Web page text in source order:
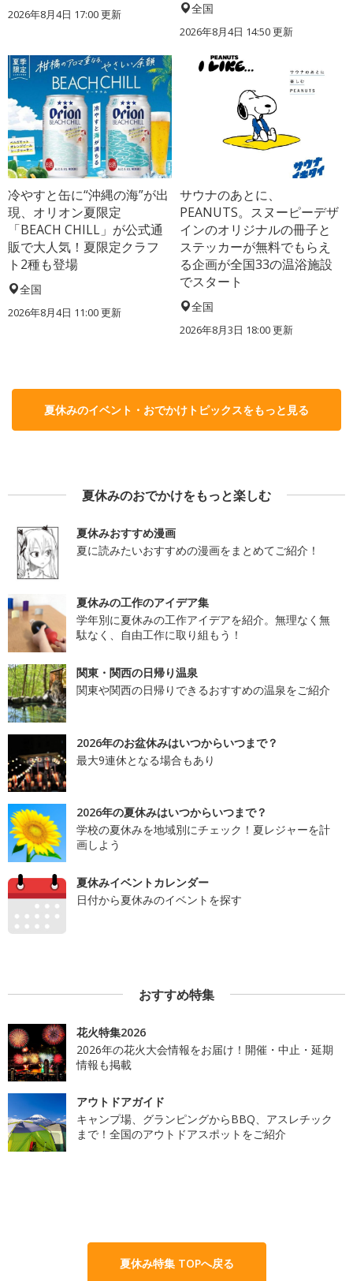
2026年8月4日 17:00更新 全国
2026年8月4日 14:50更新
冷やすと缶に“沖縄の海”が出
現、オリオン夏限定
「BEACH CHILL」が公式通
販で大人気！夏限定クラフ
ト2種も登場
全国
2026年8月4日 11:00更新
サウナのあとに、
PEANUTS。スヌーピーデザ
インのオリジナルの冊子と
ステッカーが無料でもらえ
る企画が全国33の温浴施設
でスタート
全国
2026年8月3日 18:00更新
夏休みのイベント・おでかけトピックスをもっと見る
夏休みのおでかけをもっと楽しむ
夏休みおすすめ漫画
夏に読みたいおすすめの漫画をまとめてご紹介！
夏休みの工作のアイデア集
学年別に夏休みの工作アイデアを紹介。無理なく無
駄なく、自由工作に取り組もう！
関東・関西の日帰り温泉
関東や関西の日帰りできるおすすめの温泉をご紹介
2026年のお盆休みはいつからいつまで？
最大9連休となる場合もあり
2026年の夏休みはいつからいつまで？
学校の夏休みを地域別にチェック！夏レジャーを計
画しよう
夏休みイベントカレンダー
日付から夏休みのイベントを探す
おすすめ特集
花火特集2026
2026年の花火大会情報をお届け！開催・中止・延期
情報も掲載
アウトドアガイド
キャンプ場、グランピングからBBQ、アスレチック
まで！全国のアウトドアスポットをご紹介
夏休み特集 TOPへ戻る